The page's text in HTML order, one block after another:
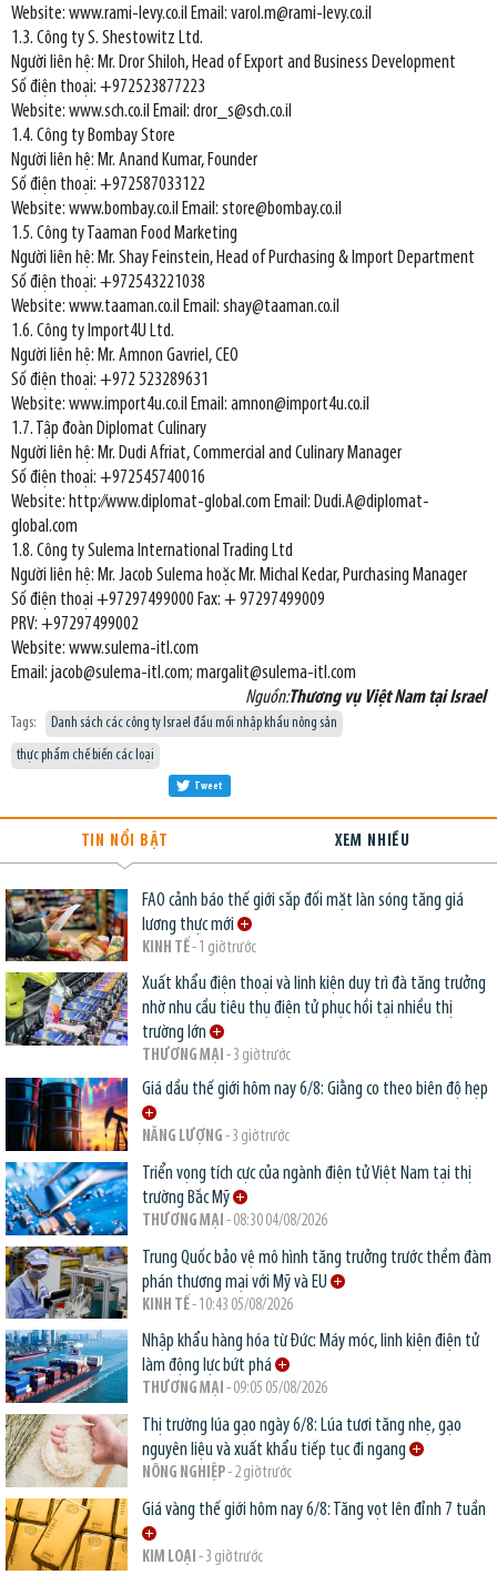
Website: www.rami-levy.co.il Email: varol.m@rami-levy.co.il
1.3. Công ty S. Shestowitz Ltd.
Người liên hệ: Mr. Dror Shiloh, Head of Export and Business Development
Số điện thoại: +972523877223
Website: www.sch.co.il Email: dror_s@sch.co.il
1.4. Công ty Bombay Store
Người liên hệ: Mr. Anand Kumar, Founder
Số điện thoại: +972587033122
Website: www.bombay.co.il Email: store@bombay.co.il
1.5. Công ty Taaman Food Marketing
Người liên hệ: Mr. Shay Feinstein, Head of Purchasing & Import Department
Số điện thoại: +972543221038
Website: www.taaman.co.il Email: shay@taaman.co.il
1.6. Công ty Import4U Ltd.
Người liên hệ: Mr. Amnon Gavriel, CEO
Số điện thoại: +972 523289631
Website: www.import4u.co.il Email: amnon@import4u.co.il
1.7. Tập đoàn Diplomat Culinary
Người liên hệ: Mr. Dudi Afriat, Commercial and Culinary Manager
Số điện thoại: +972545740016
Website: http:⁄⁄www.diplomat-global.com Email: Dudi.A@diplomat-
global.com
1.8. Công ty Sulema International Trading Ltd
Người liên hệ: Mr. Jacob Sulema hoặc Mr. Michal Kedar, Purchasing Manager
Số điện thoại +97297499000 Fax: + 97297499009
PRV: +97297499002
Website: www.sulema-itl.com
Email: jacob@sulema-itl.com; margalit@sulema-itl.com
Nguồn:Thương vụ Việt Nam tại Israel
Tags:
Danh sách các công ty Israel đầu mối nhập khẩu nông sản
thực phẩm chế biến các loại
Tweet
TIN NỔI BẬT XEM NHIỀU
FAO cảnh báo thế giới sắp đối mặt làn sóng tăng giá
lương thực mới
KINH TẾ- 1 giờ trước
Xuất khẩu điện thoại và linh kiện duy trì đà tăng trưởng
nhờ nhu cầu tiêu thụ điện tử phục hồi tại nhiều thị
trường lớn
THƯƠNG MẠI - 3 giờ trước
Giá dầu thế giới hôm nay 6/8: Giằng co theo biên độ hẹp
NĂNG LƯỢNG - 3 giờ trước
Triển vọng tích cực của ngành điện tử Việt Nam tại thị
trường Bắc Mỹ
THƯƠNG MẠI - 08:30 04/08/2026
Trung Quốc bảo vệ mô hình tăng trưởng trước thềm đàm
phán thương mại với Mỹ và EU
KINH TẾ- 10:43 05/08/2026
Nhập khẩu hàng hóa từ Đức: Máy móc, linh kiện điện tử
làm động lực bứt phá
THƯƠNG MẠI - 09:05 05/08/2026
Thị trường lúa gạo ngày 6/8: Lúa tươi tăng nhẹ, gạo
nguyên liệu và xuất khẩu tiếp tục đi ngang
NÔNG NGHIỆP- 2 giờ trước
Giá vàng thế giới hôm nay 6/8: Tăng vọt lên đỉnh 7 tuần
KIM LOẠI - 3 giờ trước